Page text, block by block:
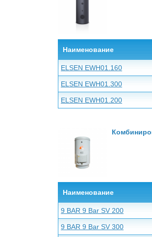
Наименование
ELSEN EWH01.160
ELSEN EWH01.300
ELSEN EWH01.200
Наименование
9 BAR 9 Bar SV 200
9 BAR 9 Bar SV 300